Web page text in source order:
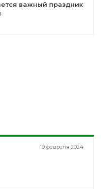
важный праздник
19 февраля 2024